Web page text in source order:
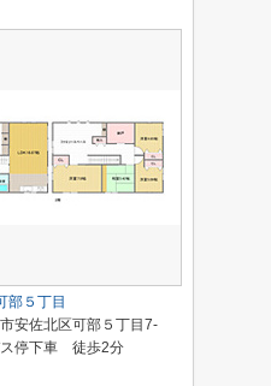
部５丁目
安佐北区可部５丁目7-
ス停下車 徒歩2分